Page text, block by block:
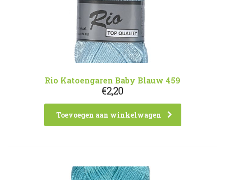
Rio Katoengaren Baby Blauw 459
€2,20
Toevoegen aan winkelwagen